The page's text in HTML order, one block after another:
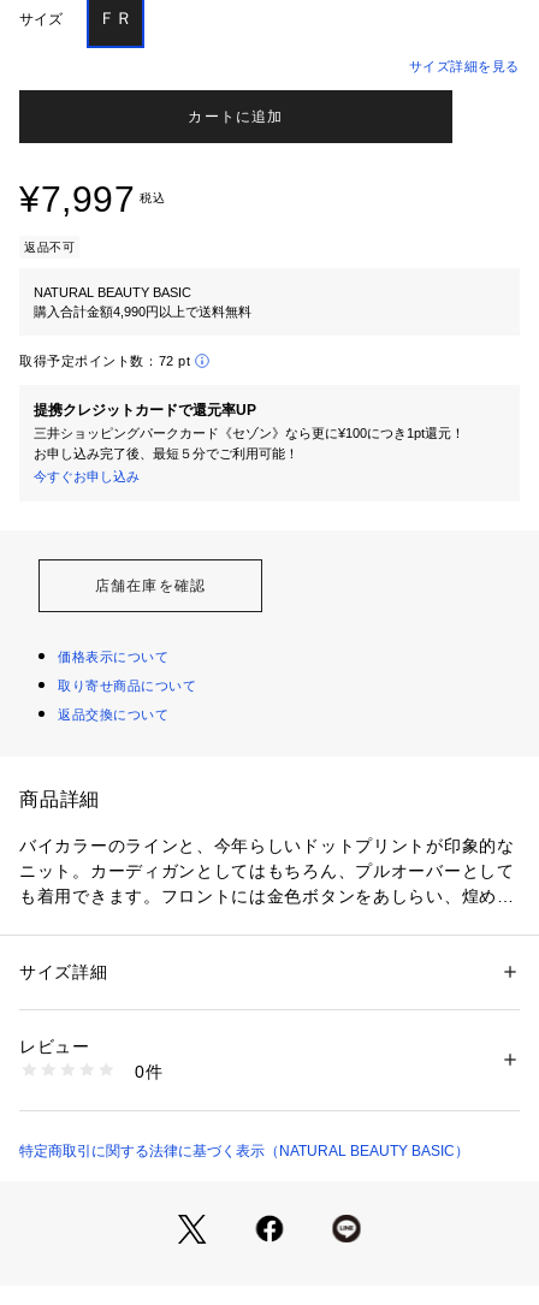
サイズ ＦＲ
サイズ詳細を見る
カートに追加
¥7,997 税込
返品不可
NATURAL BEAUTY BASIC
購入合計金額4,990円以上で送料無料
取得予定ポイント数： 72 pt
提携クレジットカードで還元率UP
三井ショッピングパークカード《セゾン》なら更に¥100につき1pt還元！
お申し込み完了後、最短５分でご利用可能！
今すぐお申し込み
店舗在庫を確認
価格表示について
取り寄せ商品について
返品交換について
商品詳細
バイカラーのラインと、今年らしいドットプリントが印象的な
ニット。カーディガンとしてはもちろん、プルオーバーとして
も着用できます。フロントには金色ボタンをあしらい、煌めき
が特徴の素材。透けすぎない風合いにドットプリントを施した
仕様・前ボタン
性別：レディース
素材：レーヨン 78% ポリエステル 22%
洗濯：40℃非常に弱い 漂白× アイロン× ドライ× タンブル乾燥× 平干し ウ
ェット非常に弱い
商品番号：1530100016982 （モール）
サイズ詳細
レビュー
0件
特定商取引に関する法律に基づく表示（NATURAL BEAUTY BASIC）